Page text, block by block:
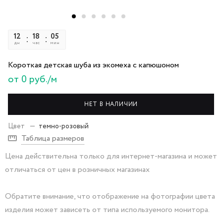
12
дн
18
час
05
мин
Короткая детская шуба из экомеха с капюшоном
от 0 руб./м
НЕТ В НАЛИЧИИ
Цвет — темно-розовый
Таблица размеров
Цена действительна только для интернет-магазина и может
отличаться от цен в розничных магазинах
Обратите внимание, что отображение на фотографии цвета
изделия может зависеть от типа используемого монитора.